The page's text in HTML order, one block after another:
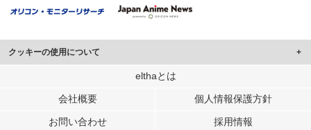
クッキーの使用について
このサイトでは Cookie を使用して、ユーザーに合わせたコンテンツや広告の
行っています。
メディアや広告配信、データ解析の各パートナーに提供しています。
elthaとは
会社概要 個人情報保護方針
お問い合わせ 採用情報